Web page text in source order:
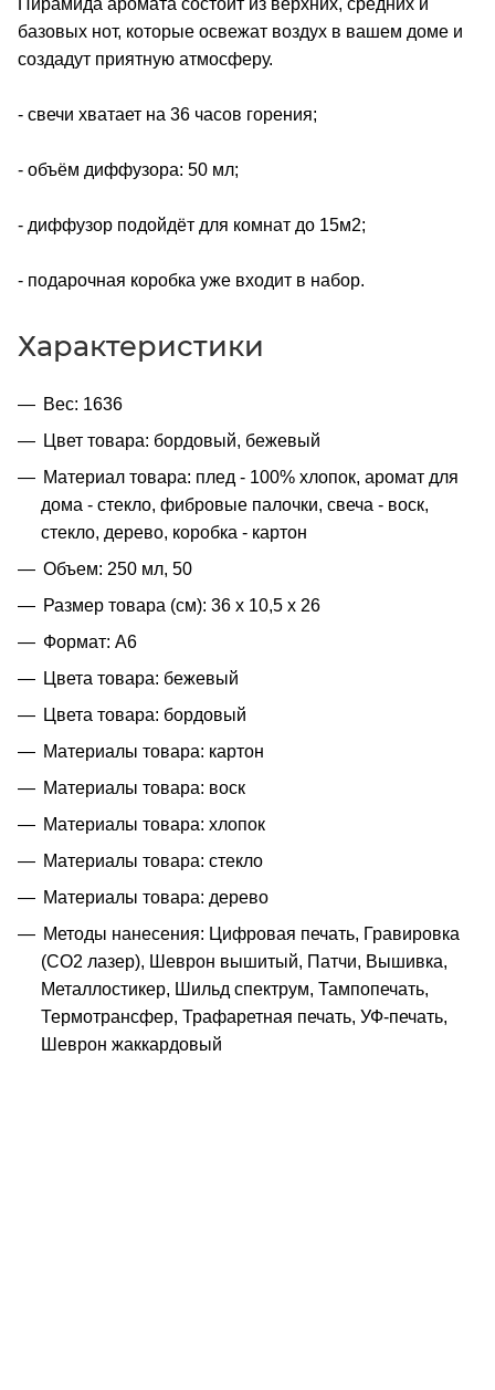
Пирамида аромата состоит из верхних, средних и
базовых нот, которые освежат воздух в вашем доме и
создадут приятную атмосферу.
- свечи хватает на 36 часов горения;
- объём диффузора: 50 мл;
- диффузор подойдёт для комнат до 15м2;
- подарочная коробка уже входит в набор.
Характеристики
Вес: 1636
Цвет товара: бордовый, бежевый
Материал товара: плед - 100% хлопок, аромат для
дома - стекло, фибровые палочки, свеча - воск,
стекло, дерево, коробка - картон
Объем: 250 мл, 50
Размер товара (см): 36 х 10,5 х 26
Формат: A6
Цвета товара: бежевый
Цвета товара: бордовый
Материалы товара: картон
Материалы товара: воск
Материалы товара: хлопок
Материалы товара: стекло
Материалы товара: дерево
Методы нанесения: Цифровая печать, Гравировка
(CO2 лазер), Шеврон вышитый, Патчи, Вышивка,
Металлостикер, Шильд спектрум, Тампопечать,
Термотрансфер, Трафаретная печать, УФ-печать,
Шеврон жаккардовый